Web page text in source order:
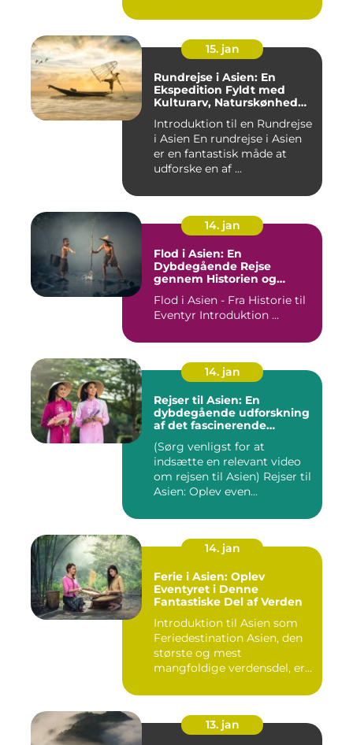
15. jan
Rundrejse i Asien: En
Ekspedition Fyldt med
Kulturarv, Naturskønhed
Introduktion til en Rundrejse
i Asien En rundrejse i Asien
er en fantastisk måde at
udforske en af ...
14. jan
Flod i Asien: En
Dybdegående Rejse
gennem Historien og
Flod i Asien - Fra Historie til
Eventyr Introduktion ...
14. jan
Rejser til Asien: En
dybdegående udforskning
af det fascinerende
(Sørg venligst for at
indsætte en relevant video
om rejsen til Asien) Rejser til
Asien: Oplev even...
14. jan
Ferie i Asien: Oplev
Eventyret i Denne
Fantastiske Del af Verden
Introduktion til Asien som
Feriedestination Asien, den
største og mest
mangfoldige verdensdel, er
13. jan